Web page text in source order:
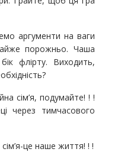
аргументи на ваги
порожньо. Чаша
флірту. Виходить,
сім’я, подумайте! ! !
через тимчасового
це наше життя! ! !